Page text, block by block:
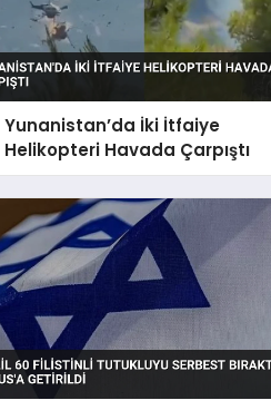
Yunanistan’da İki İtfaiye
Helikopteri Havada Çarpıştı